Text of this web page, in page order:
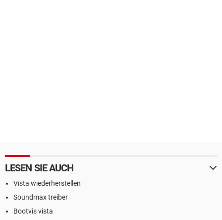
LESEN SIE AUCH
Vista wiederherstellen
Soundmax treiber
Bootvis vista